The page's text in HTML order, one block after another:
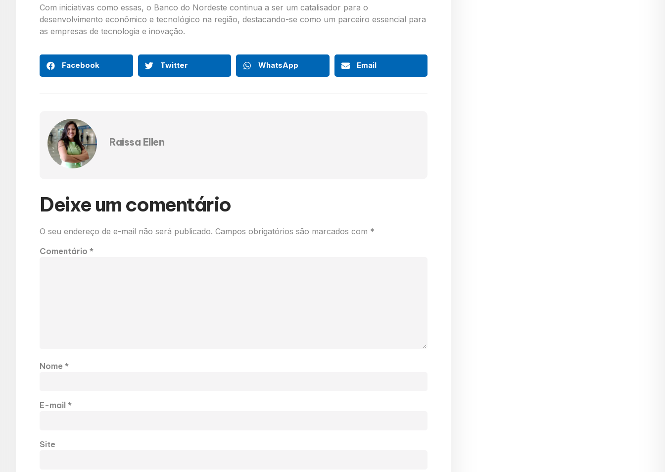
Com iniciativas como essas, o Banco do Nordeste continua a ser um catalisador para o
desenvolvimento econômico e tecnológico na região, destacando-se como um parceiro essencial para
as empresas de tecnologia e inovação.
Facebook Twitter WhatsApp Email
Raissa Ellen
Deixe um comentário
O seu endereço de e-mail não será publicado. Campos obrigatórios são marcados com *
Comentário *
Nome *
E-mail *
Site